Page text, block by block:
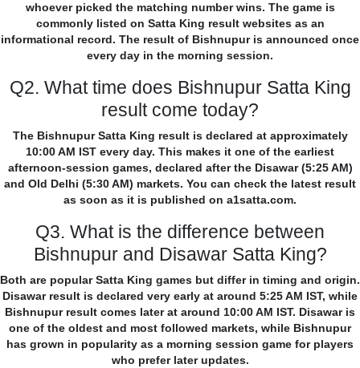
whoever picked the matching number wins. The game is
commonly listed on Satta King result websites as an
informational record. The result of Bishnupur is announced once
every day in the morning session.
Q2. What time does Bishnupur Satta King
result come today?
The Bishnupur Satta King result is declared at approximately
10:00 AM IST every day. This makes it one of the earliest
afternoon-session games, declared after the Disawar (5:25 AM)
and Old Delhi (5:30 AM) markets. You can check the latest result
as soon as it is published on a1satta.com.
Q3. What is the difference between
Bishnupur and Disawar Satta King?
Both are popular Satta King games but differ in timing and origin.
Disawar result is declared very early at around 5:25 AM IST, while
Bishnupur result comes later at around 10:00 AM IST. Disawar is
one of the oldest and most followed markets, while Bishnupur
has grown in popularity as a morning session game for players
who prefer later updates.